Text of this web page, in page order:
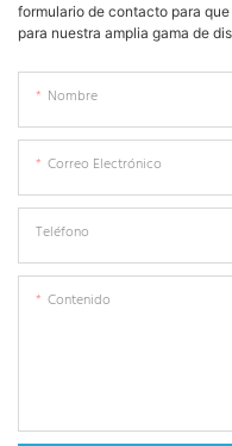
formulario de contacto para
para nuestra amplia gama de
Nombre
Correo Electrónico
Teléfono
Contenido